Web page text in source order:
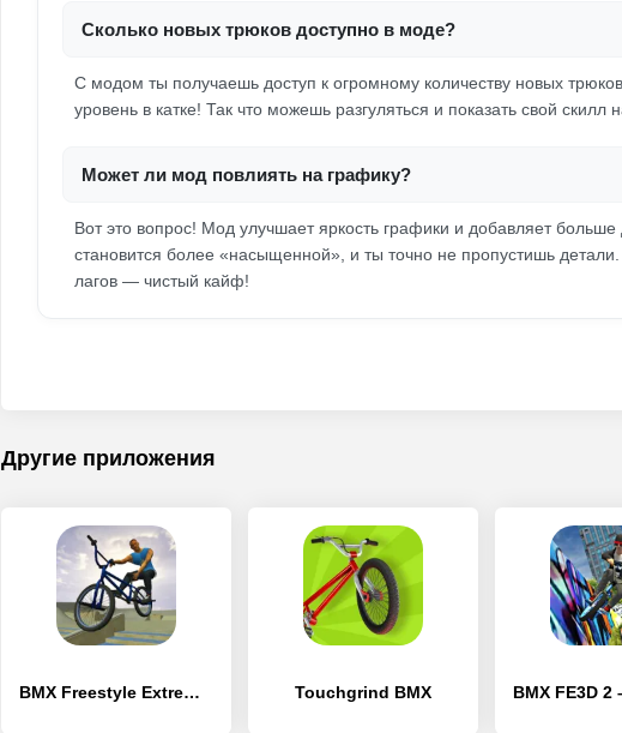
Сколько новых трюков доступно в моде?
С модом ты получаешь доступ к огромному количеству новых
уровень в катке! Так что можешь разгуляться и показать свой скилл
Может ли мод повлиять на графику?
Вот это вопрос! Мод улучшает яркость графики и добавляет
становится более «насыщенной», и ты точно не пропустишь
лагов — чистый кайф!
Другие приложения
BMX Freestyle Extreme 3D Touchgrind BMX